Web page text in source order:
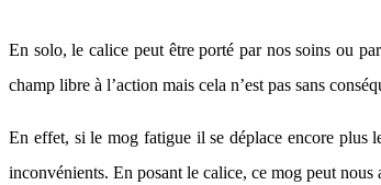
En solo, le calice peut être porté par nos soins ou
champ libre à l’action mais cela n’est pas sans
En effet, si le mog fatigue il se déplace encore plus
inconvénients. En posant le calice, ce mog peut nous